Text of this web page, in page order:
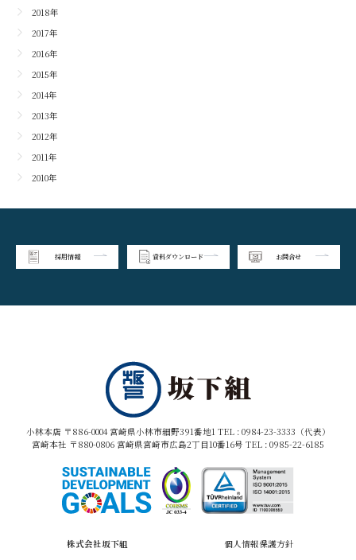
2018年
2017年
2016年
2015年
2014年
2013年
2012年
2011年
2010年
採用情報 資料ダウンロード お問合せ
小林本店 〒886-0004 宮崎県小林市細野391番地1 TEL : 0984-23-3333（代表）
宮崎本社 〒880-0806 宮崎県宮崎市広島2丁目10番16号 TEL : 0985-22-6185
株式会社坂下組 個人情報保護方針